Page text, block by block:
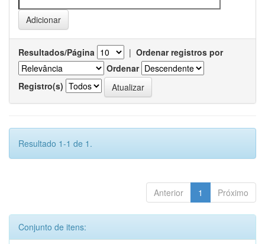
Resultados/Página | Ordenar registros por
Ordenar
Registro(s)
Resultado 1-1 de 1.
Anterior 1 Próximo
Conjunto de itens: